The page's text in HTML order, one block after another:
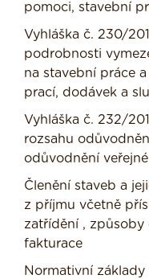
pomoci, stavební
Vyhláška č. 230/
podrobnosti
na stavební práce
prací, dodávek a
Vyhláška č. 232/
rozsahu
odůvodnění
Členění staveb a
z příjmu včetně
zatřídění , způsoby
fakturace
Normativní